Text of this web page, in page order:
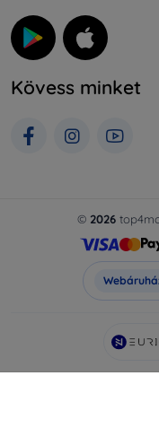
Kövess minket
© 2026